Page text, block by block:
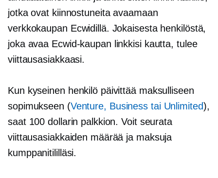
jotka ovat kiinnostuneita avaamaan
verkkokaupan Ecwidillä. Jokaisesta henkilöstä,
joka avaa Ecwid-kaupan linkkisi kautta, tulee
viittausasiakkaasi.
Kun kyseinen henkilö päivittää maksulliseen
sopimukseen (Venture, Business tai Unlimited),
saat 100 dollarin palkkion. Voit seurata
viittausasiakkaiden määrää ja maksuja
kumppanitililläsi.